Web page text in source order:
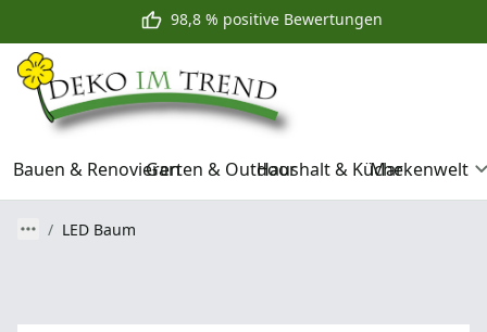
98,8 % positive Bewertungen
Bauen & RenovierenGarten & OutdoorHaushalt & KücheMarkenwelt
LED Baum